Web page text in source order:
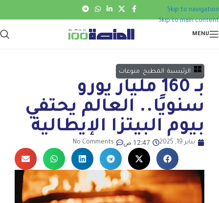
Skip to navigation
Skip to main content
MENU
الرئيسية المطبخ منوعات
بـ 160 مليار يورو
سنويًا.. العالم يحتفي
بيوم البيتزا الإيطالية
يناير 19, 2025 12:47 ص No Comments